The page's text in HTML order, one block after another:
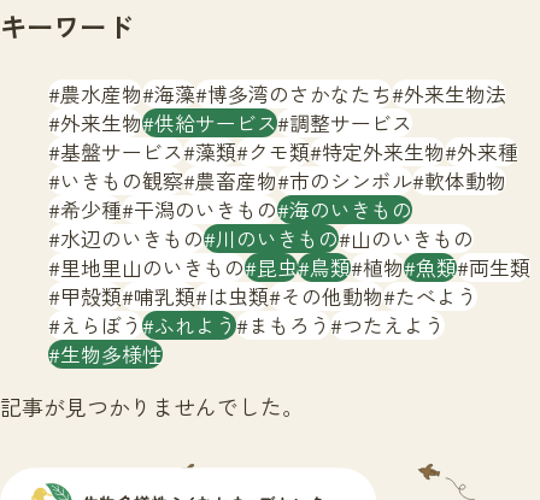
文字サイズ 小 中 大
生物多様性ふくおかウェブセンターとは
サイトマップ
キーワード
農水産物 海藻 博多湾のさかなたち 外来生物法
外来生物 供給サービス 調整サービス
基盤サービス 藻類 クモ類 特定外来生物 外来種
いきもの観察 農畜産物 市のシンボル 軟体動物
希少種 干潟のいきもの 海のいきもの
水辺のいきもの 川のいきもの 山のいきもの
里地里山のいきもの 昆虫 鳥類 植物 魚類 両生類
甲殻類 哺乳類 は虫類 その他動物 たべよう
えらぼう ふれよう まもろう つたえよう
生物多様性
記事が見つかりませんでした。